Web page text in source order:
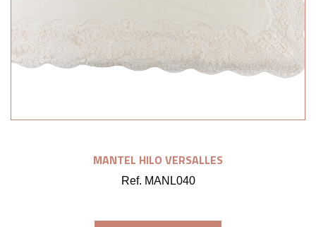
MANTEL HILO VERSALLES
Ref. MANL040